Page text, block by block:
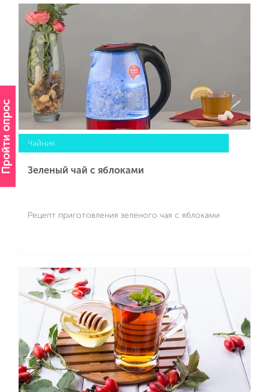
Пройти опрос
Подробнее
Чайник
Зеленый чай с яблоками
Рецепт приготовления зеленого чая с яблоками